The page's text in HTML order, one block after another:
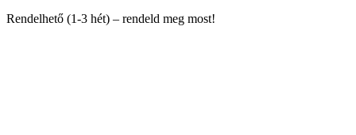
Rendelhető (1-3 hét) – rendeld meg most!